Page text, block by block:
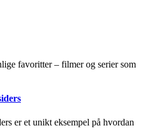
favoritter – filmer og serier som
er et unikt eksempel på hvordan